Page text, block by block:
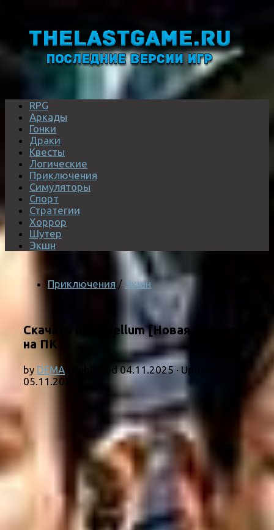
RPG
Аркады
Гонки
Драки
Квесты
Логические
Приключения
Симуляторы
Спорт
Стратегии
Хоррор
Шутер
Экшн
Приключения / Экшн
Скачать игру Vellum [Новая Версия]
на ПК
by DEMA · Published04.11.2025· Updated
05.11.2025